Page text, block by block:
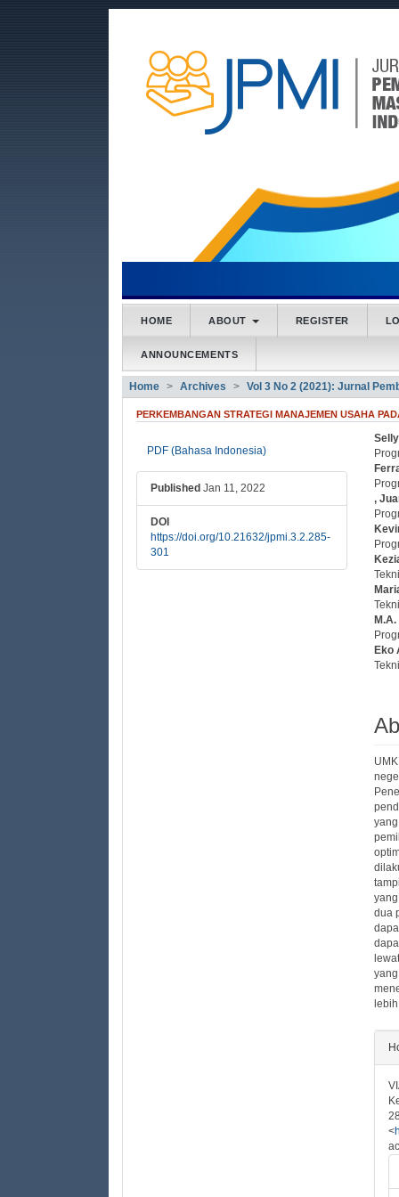
HOME ABOUT REGISTER
ANNOUNCEMENTS
Home Archives Vol 3 No 2 (2021): Jurnal
PERKEMBANGAN STRATEGI MANAJEMEN USAHA
PDF (Bahasa Indonesia)
Published Jan 11, 2022
DOI
https://doi.org/10.21632/jpmi.3.2.285-
301
,
Eko
dua
<